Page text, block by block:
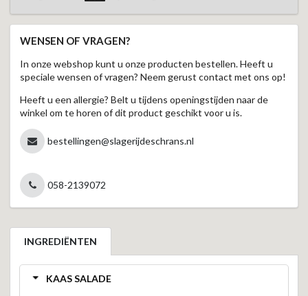
WENSEN OF VRAGEN?
In onze webshop kunt u onze producten bestellen. Heeft u
speciale wensen of vragen? Neem gerust contact met ons op!
Heeft u een allergie? Belt u tijdens openingstijden naar de
winkel om te horen of dit product geschikt voor u is.
bestellingen@slagerijdeschrans.nl
058-2139072
INGREDIËNTEN
KAAS SALADE